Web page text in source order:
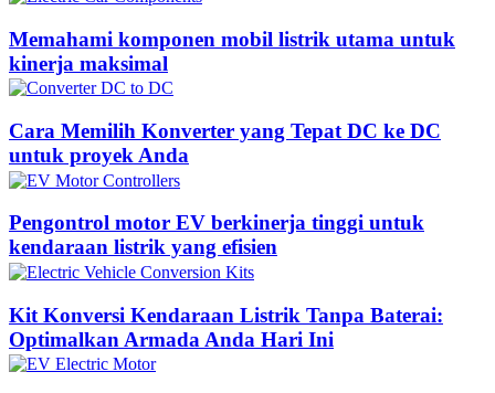
Memahami komponen mobil listrik utama untuk
kinerja maksimal
Cara Memilih Konverter yang Tepat DC ke DC
untuk proyek Anda
Pengontrol motor EV berkinerja tinggi untuk
kendaraan listrik yang efisien
Kit Konversi Kendaraan Listrik Tanpa Baterai:
Optimalkan Armada Anda Hari Ini